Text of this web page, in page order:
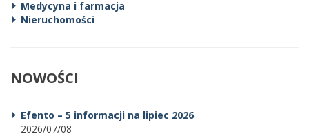
Medycyna i farmacja
Nieruchomości
NOWOŚCI
Efento – 5 informacji na lipiec 2026
2026/07/08